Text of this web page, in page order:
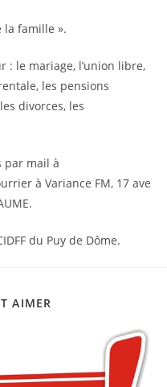
la famille ».
: le mariage, l’union libre,
les pensions
divorces, les
par mail à
à Variance FM, 17 ave
du Puy de Dôme.
AIMER